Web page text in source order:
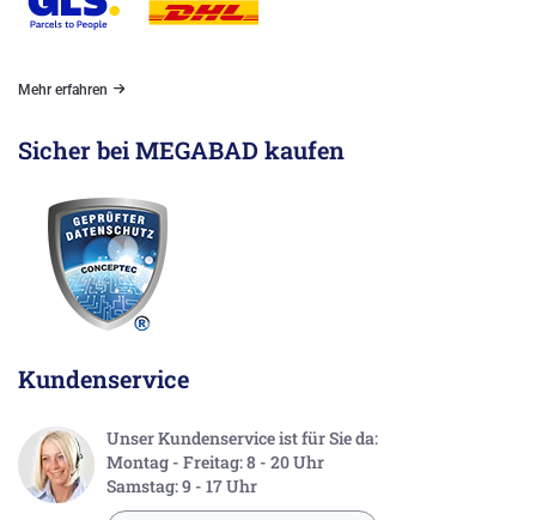
Mehr erfahren
Sicher bei MEGABAD kaufen
Kundenservice
Unser Kundenservice ist für Sie da:
Montag - Freitag: 8 - 20 Uhr
Samstag: 9 - 17 Uhr